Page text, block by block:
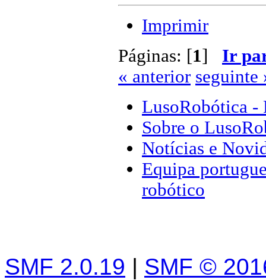
Imprimir
Páginas: [1] Ir
« anterior seguinte
LusoRobótica -
Sobre o
Notícias e
Equipa
robótico
SMF 2.0.19 | SMF ©